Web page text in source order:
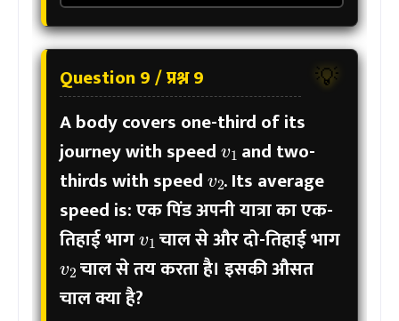
💡
Question 9 / प्रश्न 9
A body covers one-third of its
journey with speed
v1
and two-
thirds with speed
v2
. Its average
speed is:एक पिंड अपनी यात्रा का एक-
तिहाई भाग
v1
चाल से और दो-तिहाई भाग
v2
चाल से तय करता है। इसकी औसत
चाल क्या है?